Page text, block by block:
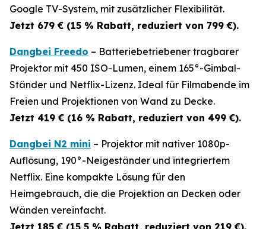
Google TV-System, mit zusätzlicher Flexibilität.
Jetzt 679 € (15 % Rabatt, reduziert von 799 €).
Dangbei Freedo – Batteriebetriebener tragbarer
Projektor mit 450 ISO-Lumen, einem 165°-Gimbal-
Ständer und Netflix-Lizenz. Ideal für Filmabende im
Freien und Projektionen von Wand zu Decke.
Jetzt 419 € (16 % Rabatt, reduziert von 499 €).
Dangbei N2 mini – Projektor mit nativer 1080p-
Auflösung, 190°-Neigeständer und integriertem
Netflix. Eine kompakte Lösung für den
Heimgebrauch, die die Projektion an Decken oder
Wänden vereinfacht.
Jetzt 185 € (15,5 % Rabatt, reduziert von 219 €).